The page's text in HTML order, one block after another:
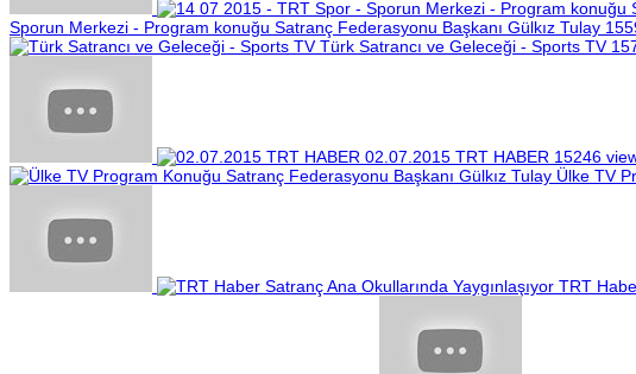
Sporun Merkezi - Program konuğu Satranç Federasyonu Başkanı Gülkız Tulay
Türk Satrancı ve Geleceği - Sports TV
02.07.2015 TRT HABER 15246
Ülke TV
TRT